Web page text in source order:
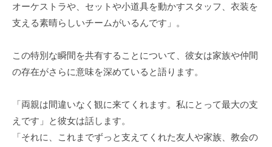
オーケストラや、セットや小道具を動かすスタッフ、衣装を
支える素晴らしいチームがいるんです」。
この特別な瞬間を共有することについて、彼女は家族や仲間
の存在がさらに意味を深めていると語ります。
「両親は間違いなく観に来てくれます。私にとって最大の支
えです」と彼女は話します。
「それに、これまでずっと支えてくれた友人や家族、教会の